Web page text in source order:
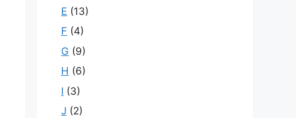
E (13)
F (4)
G (9)
H (6)
I (3)
J (2)